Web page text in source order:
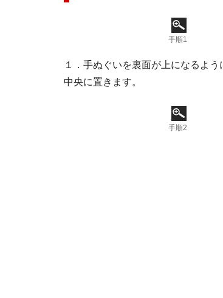
手順1
１．手ぬぐいを裏面が上になるよ
中央に置きます。
手順2